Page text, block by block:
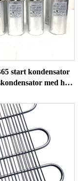
start kondensator
med høj